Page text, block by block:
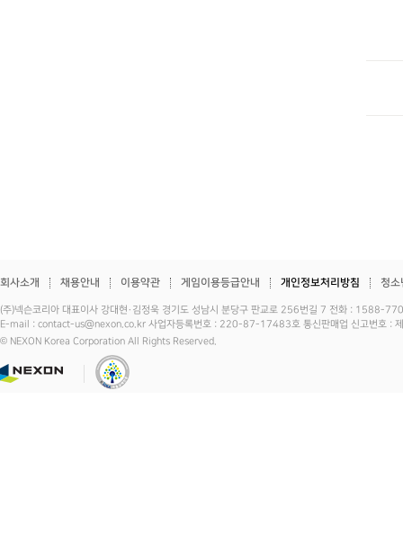
회사소개 채용안내 이용약관 게임이용등급안내 개인정보처리방침 청소
(주)넥슨코리아 대표이사 강대현·김정욱 경기도 성남시 분당구 판교로 256번길 7 전화 :
E-mail : contact-us@nexon.co.kr 사업자등록번호 : 220-87-17483호 통신판매업 신고번호 :
© NEXON Korea Corporation All Rights Reserved.